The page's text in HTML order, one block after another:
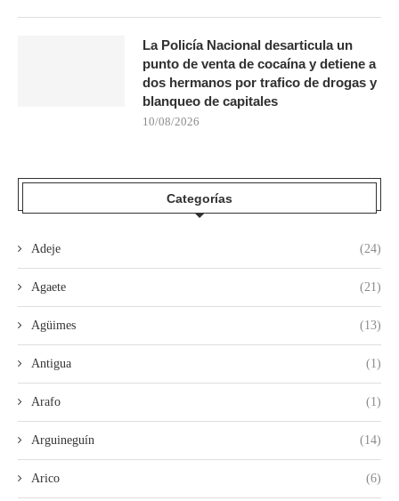
La Policía Nacional desarticula un
punto de venta de cocaína y detiene a
dos hermanos por trafico de drogas y
blanqueo de capitales
10/08/2026
Categorías
Adeje (24)
Agaete (21)
Agüimes (13)
Antigua (1)
Arafo (1)
Arguineguín (14)
Arico (6)